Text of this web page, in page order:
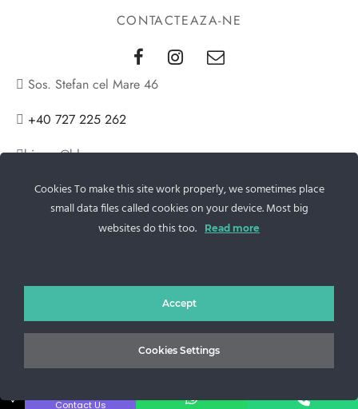
CONTACTEAZA-NE
Sos. Stefan cel Mare 46
+40 727 225 262
bianca@blana.ro
Noutati Casa de blanuri MG
Aboneaza-te la newsletter pentru a fi la curent cu tot ce e
Cookies To make this site work properly, we sometimes place
small data files called cookies on your device. Most big
websites do this too.
Read more
Accept
Cookies Settings
↓ Contact Us